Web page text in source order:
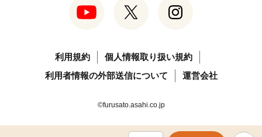
利用規約
個人情報取り扱い規約
利用者情報の外部送信について
運営会社
©furusato.asahi.co.jp